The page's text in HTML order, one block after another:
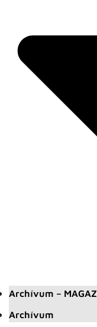
Archívum –
Archívum